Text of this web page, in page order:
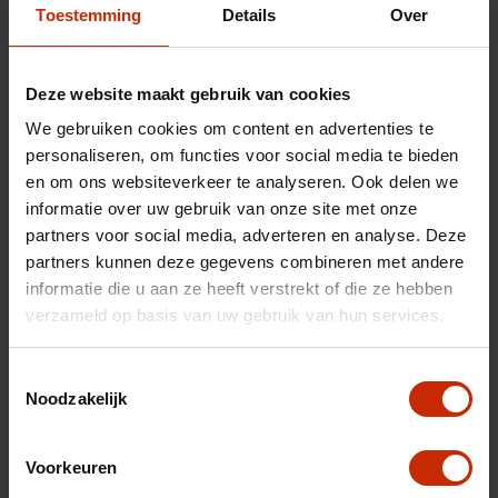
Toestemming Details Over
Deze website maakt gebruik van cookies
We gebruiken cookies om content en advertenties te
personaliseren, om functies voor social media te bieden
en om ons websiteverkeer te analyseren. Ook delen we
informatie over uw gebruik van onze site met onze
partners voor social media, adverteren en analyse. Deze
partners kunnen deze gegevens combineren met andere
informatie die u aan ze heeft verstrekt of die ze hebben
verzameld op basis van uw gebruik van hun services.
Noodzakelijk
Voorkeuren
Model
7
Transmissie
Automaat
Brandstof
Hybride (benzine)
Afgifte datum deel 1
30-07-2026
Gewicht
1770 kg
Max trekgewicht
1500 kg
C02 uitstoot
54 g/km
Motorrijtuigen belasting € 333 - 365 per kwartaal
Topsnelheid